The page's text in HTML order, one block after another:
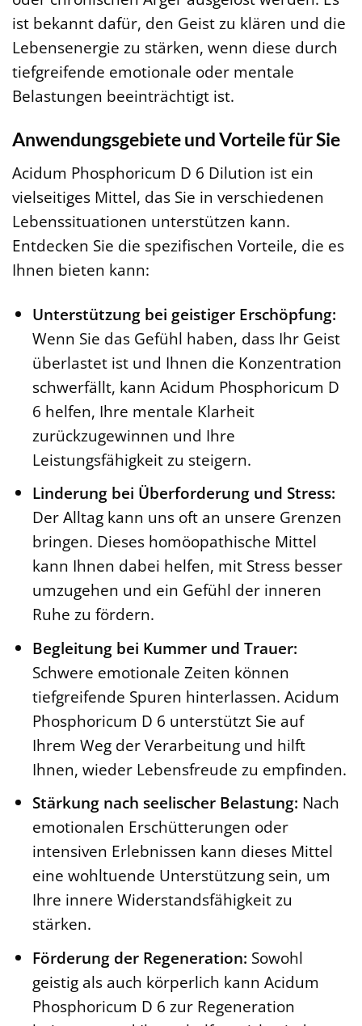
ist bekannt dafür, den Geist zu klären und die
Lebensenergie zu stärken, wenn diese durch
tiefgreifende emotionale oder mentale
Belastungen beeinträchtigt ist.
Anwendungsgebiete und Vorteile für Sie
Acidum Phosphoricum D 6 Dilution ist ein
vielseitiges Mittel, das Sie in verschiedenen
Lebenssituationen unterstützen kann.
Entdecken Sie die spezifischen Vorteile, die es
Ihnen bieten kann:
Unterstützung bei geistiger Erschöpfung:
Wenn Sie das Gefühl haben, dass Ihr Geist
überlastet ist und Ihnen die Konzentration
schwerfällt, kann Acidum Phosphoricum D
6 helfen, Ihre mentale Klarheit
zurückzugewinnen und Ihre
Leistungsfähigkeit zu steigern.
Linderung bei Überforderung und Stress:
Der Alltag kann uns oft an unsere Grenzen
bringen. Dieses homöopathische Mittel
kann Ihnen dabei helfen, mit Stress besser
umzugehen und ein Gefühl der inneren
Ruhe zu fördern.
Begleitung bei Kummer und Trauer:
Schwere emotionale Zeiten können
tiefgreifende Spuren hinterlassen. Acidum
Phosphoricum D 6 unterstützt Sie auf
Ihrem Weg der Verarbeitung und hilft
Ihnen, wieder Lebensfreude zu empfinden.
Stärkung nach seelischer Belastung: Nach
emotionalen Erschütterungen oder
intensiven Erlebnissen kann dieses Mittel
eine wohltuende Unterstützung sein, um
Ihre innere Widerstandsfähigkeit zu
stärken.
Förderung der Regeneration: Sowohl
geistig als auch körperlich kann Acidum
Phosphoricum D 6 zur Regeneration